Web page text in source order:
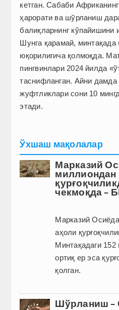
кетган. Сабаби Африканинг
ҳарорати ва шўрланиш
балиқларнинг кўпайишини
Шунга қарамай,
юқорилигича қолмоқда.
пингвинлари 2024 йилда
таснифланган. Айни дамда
жуфтликлари сони 10
этади.
Ўхшаш мақолалар
Марказий
миллиондан
чекмоқда –
Марказий
аҳоли
Минтақадаги 152
ортиқ ер эса
қолган.
Шўрланиш –